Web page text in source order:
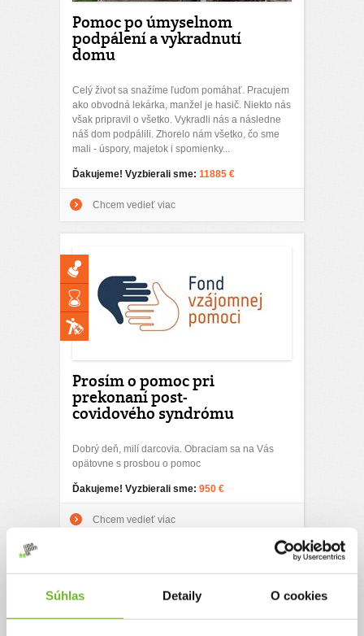
Súhlas Detaily O cookies
Pomoc po úmyselnom
podpálení a vykradnutí
domu
Celý život sa snažíme ľuďom pomáhať. Pracujem
ako obvodná lekárka, manžel je hasič. Niekto nás
však pripravil o všetko. Vykradli nás a následne
náš dom podpálili. Zhorelo nám všetko, čo sme
mali - úspory, majetok i spomienky...
Ďakujeme! Vyzbierali sme: 11885 €
Chcem vedieť viac
Prosím o pomoc pri
prekonaní post-
covidového syndrómu
Dobrý deň, milí darcovia. Obraciam sa na Vás
opätovne s prosbou o pomoc
Ďakujeme! Vyzbierali sme: 950 €
Chcem vedieť viac